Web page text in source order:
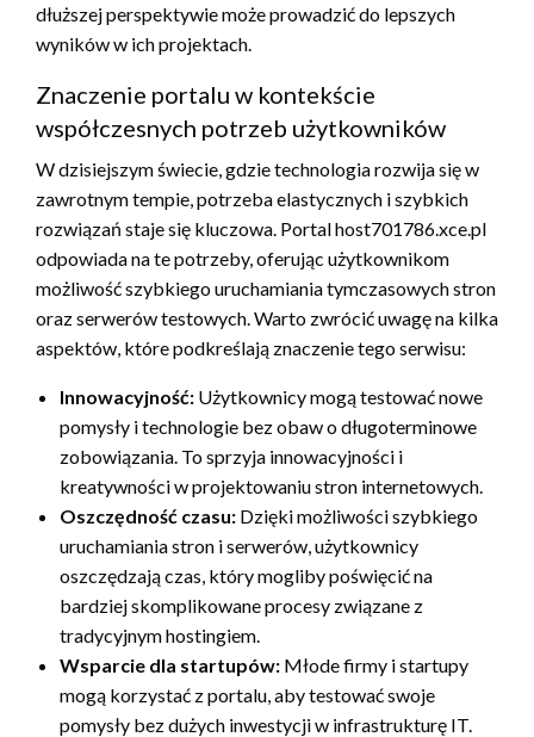
dłuższej perspektywie może prowadzić do lepszych
wyników w ich projektach.
Znaczenie portalu w kontekście
współczesnych potrzeb użytkowników
W dzisiejszym świecie, gdzie technologia rozwija się w
zawrotnym tempie, potrzeba elastycznych i szybkich
rozwiązań staje się kluczowa. Portal host701786.xce.pl
odpowiada na te potrzeby, oferując użytkownikom
możliwość szybkiego uruchamiania tymczasowych stron
oraz serwerów testowych. Warto zwrócić uwagę na kilka
aspektów, które podkreślają znaczenie tego serwisu:
Innowacyjność: Użytkownicy mogą testować nowe
pomysły i technologie bez obaw o długoterminowe
zobowiązania. To sprzyja innowacyjności i
kreatywności w projektowaniu stron internetowych.
Oszczędność czasu: Dzięki możliwości szybkiego
uruchamiania stron i serwerów, użytkownicy
oszczędzają czas, który mogliby poświęcić na
bardziej skomplikowane procesy związane z
tradycyjnym hostingiem.
Wsparcie dla startupów: Młode firmy i startupy
mogą korzystać z portalu, aby testować swoje
pomysły bez dużych inwestycji w infrastrukturę IT.